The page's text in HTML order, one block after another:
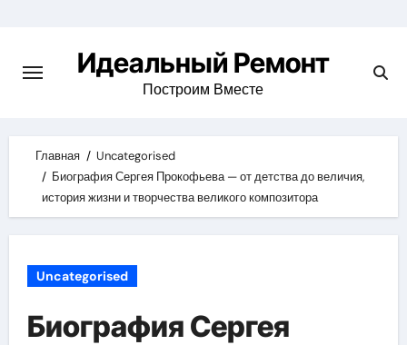
content
Идеальный Ремонт
Построим Вместе
Главная
Uncategorised
Биография Сергея Прокофьева — от детства до величия,
история жизни и творчества великого композитора
Uncategorised
Биография Сергея